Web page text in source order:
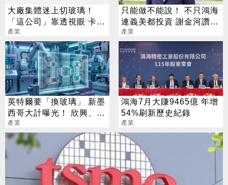
大廠集體迷上切玻璃！
「這公司」靠透視眼 卡位
先進封裝賽道
產業
只能做不能說！ 不只鴻海
連義美都投資 謝金河讚：
下個兆元產業
產業
英特爾要「換玻璃」 新墨
西哥大計曝光！ 欣興、宸
鴻已全面卡位
產業
鴻海7月大賺9465億 年增
54%刷新歷史紀錄
產業